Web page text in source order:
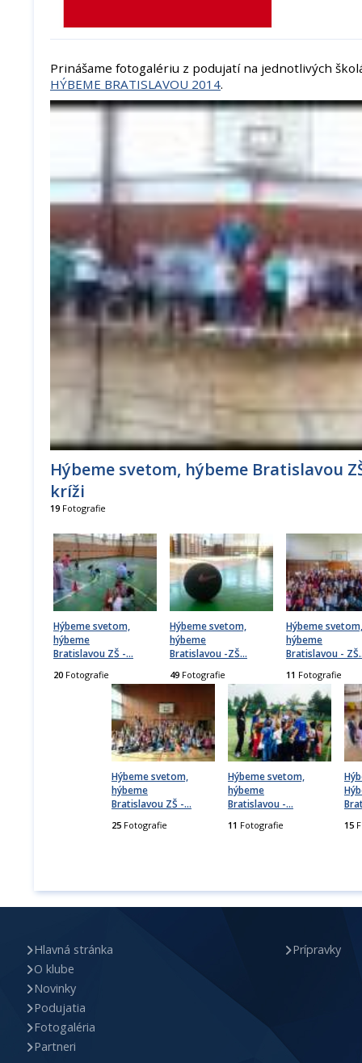
Prinášame fotogalériu z podujatí na jednotlivých
HÝBEME BRATISLAVOU 2014.
Hýbeme svetom, hýbeme Bratislavou
kríži
19 Fotografie
Hýbeme svetom,
hýbeme
Bratislavou ZŠ -…
20Fotografie
Hýbeme svetom,
hýbeme
Bratislavou -ZŠ…
49Fotografie
Hýbeme svetom,
hýbeme
Bratislavou - ZŠ
11 Fotografie
Hýbeme svetom,
hýbeme
Bratislavou ZŠ -…
25Fotografie
Hýbeme svetom,
hýbeme
Bratislavou -…
11 Fotografie 15
Hlavná stránka
O klube
Novinky
Podujatia
Fotogaléria
Partneri
Prípravky